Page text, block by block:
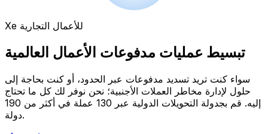
Xe للأعمال التجارية
تبسيط عمليات مدفوعات الأعمال العالمية
سواء كنت تريد تسديد مدفوعات عبر الحدود، أو كنت بحاجة إلى
حلول لإدارة مخاطر العملات الأجنبية؛ نحن نوفر لك كل ما تحتاج
إليه. قم بجدولة التحويلات الدولية عبر 130 عملة في أكثر من 190
دولة.